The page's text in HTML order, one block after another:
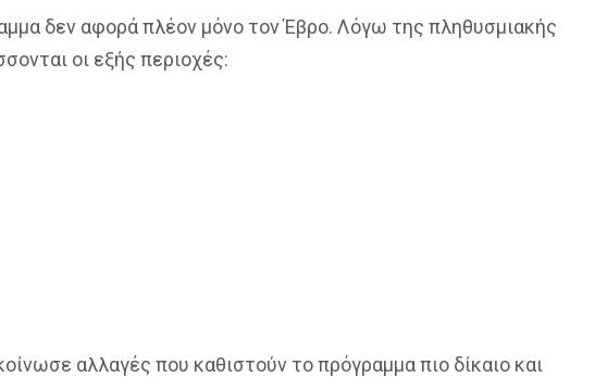
δεν αφορά πλέον μόνο τον Έβρο. Λόγω της πληθυσμιακής
οι εξής περιοχές:
αλλαγές που καθιστούν το πρόγραμμα πιο δίκαιο και